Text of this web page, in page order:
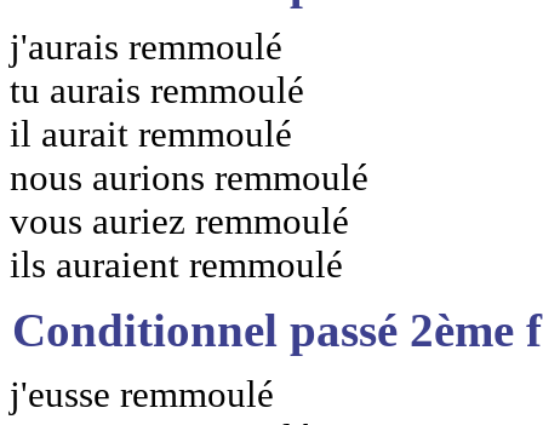
j'aurais remmoulé
tu aurais remmoulé
il aurait remmoulé
nous aurions remmoulé
vous auriez remmoulé
ils auraient remmoulé
Conditionnel passé 2ème
j'eusse remmoulé